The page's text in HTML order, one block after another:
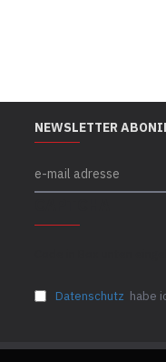
NEWSLETTER
Datenschutz habe